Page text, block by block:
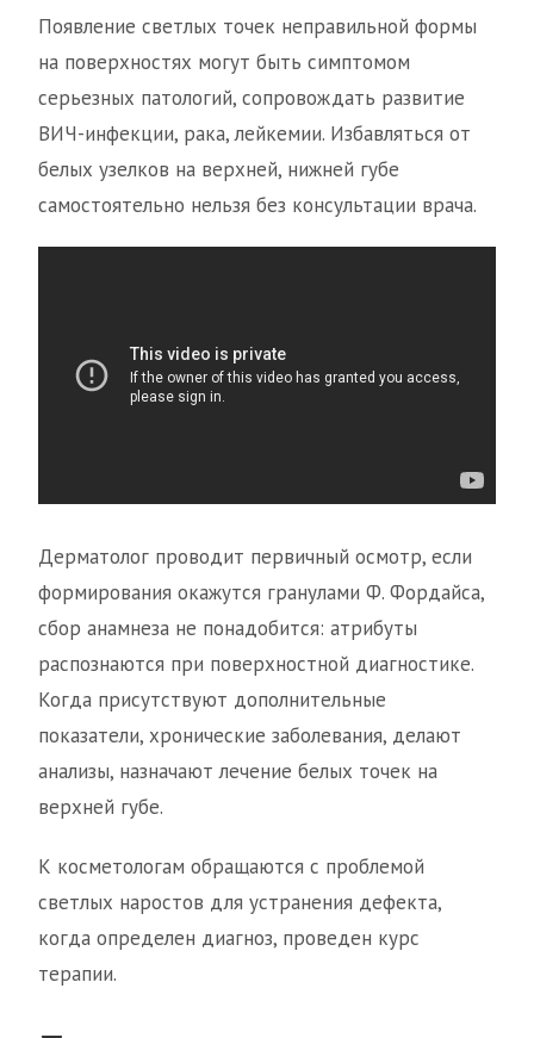
Появление светлых точек неправильной формы
на поверхностях могут быть симптомом
серьезных патологий, сопровождать развитие
ВИЧ-инфекции, рака, лейкемии. Избавляться от
белых узелков на верхней, нижней губе
самостоятельно нельзя без консультации врача.
Дерматолог проводит первичный осмотр, если
формирования окажутся гранулами Ф. Фордайса,
сбор анамнеза не понадобится: атрибуты
распознаются при поверхностной диагностике.
Когда присутствуют дополнительные
показатели, хронические заболевания, делают
анализы, назначают лечение белых точек на
верхней губе.
К косметологам обращаются с проблемой
светлых наростов для устранения дефекта,
когда определен диагноз, проведен курс
терапии.